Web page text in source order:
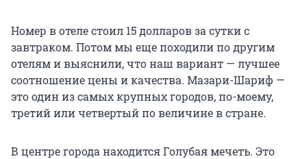
Номер в отеле стоил 15 долларов за сутки с
завтраком. Потом мы еще походили по другим
отелям и выяснили, что наш вариант — лучшее
соотношение цены и качества. Мазари-Шариф —
это один из самых крупных городов, по-моему,
третий или четвертый по величине в стране.
В центре города находится Голубая мечеть. Это